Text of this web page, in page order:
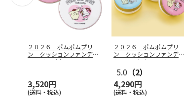
２０２６ ポムポムプリ
ン クッションファンデ＆
フェイスパウ
3,520円
(送料・税込)
２０２６ ポムポムプリ
ン クッションファンデー
ション３個セ
5.0 （2）
4,290円
(送料・税込)